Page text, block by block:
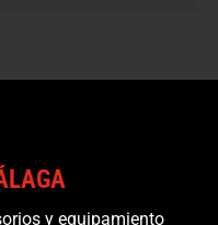
y equipamiento